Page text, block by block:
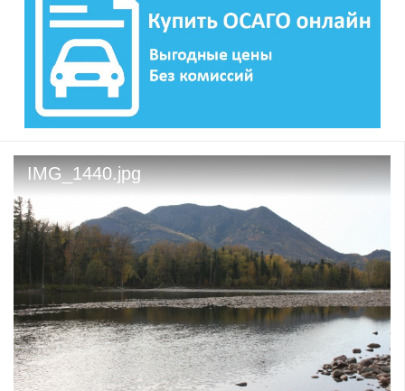
IMG_1440.jpg